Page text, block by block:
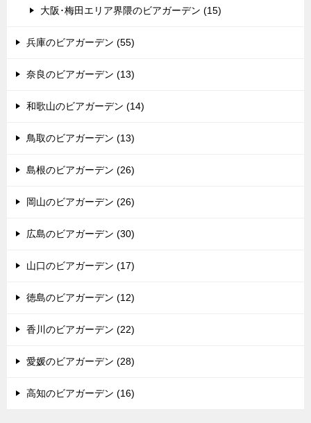
大阪･梅田エリア界隈のビアガーデン (15)
兵庫のビアガーデン (55)
奈良のビアガーデン (13)
和歌山のビアガーデン (14)
鳥取のビアガーデン (13)
島根のビアガーデン (26)
岡山のビアガーデン (26)
広島のビアガーデン (30)
山口のビアガーデン (17)
徳島のビアガーデン (12)
香川のビアガーデン (22)
愛媛のビアガーデン (28)
高知のビアガーデン (16)